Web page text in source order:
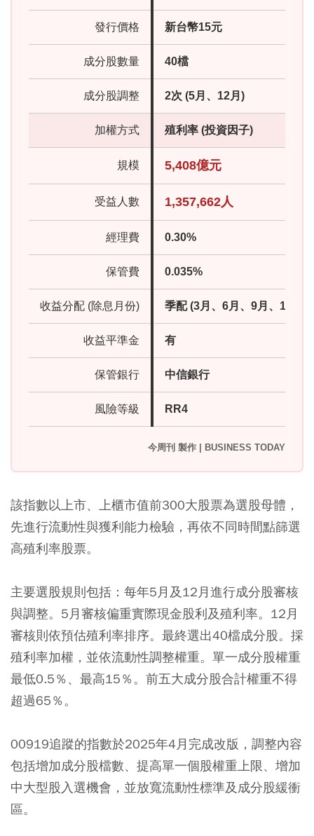
發行價格 新台幣15元
成分股數量 40檔
成分股調整 2次 (5月、12月)
加權方式 殖利率 (投資因子)
規模 5,408億元
受益人數 1,357,662人
經理費 0.30%
保管費 0.035%
收益分配 (除息月份) 季配 (3月、6月、9月、12月)
收益平準金 有
保管銀行 中信銀行
風險等級 RR4
今周刊 製作 | BUSINESS TODAY
該指數以上市、上櫃市值前300大股票為選股母體，
先進行流動性與獲利能力檢驗，再依不同時間點篩選
高殖利率股票。
主要選股規則包括：每年5月及12月進行成分股審核
與調整。5月審核偏重實際現金股利及殖利率。12月
審核則依預估殖利率排序。最終選出40檔成分股。採
殖利率加權，並依流動性調整權重。單一成分股權重
最低0.5％、最高15％。前五大成分股合計權重不得
超過65％。
00919追蹤的指數於2025年4月完成改版，調整內容
包括增加成分股檔數、提高單一個股權重上限、增加
中大型股入選機會，並放寬流動性標準及成分股緩衝
區。